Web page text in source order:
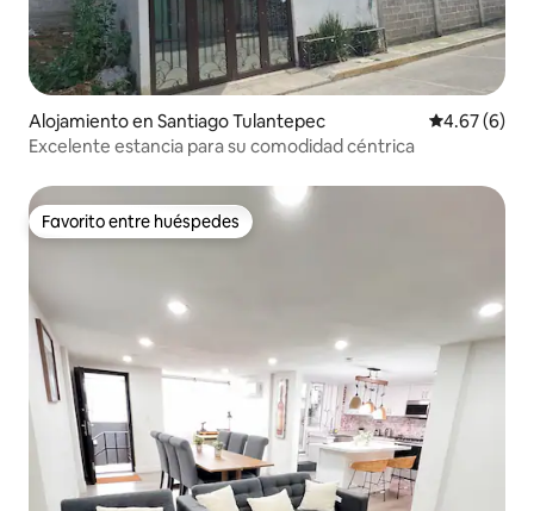
Alojamiento en Santiago Tulantepec Calificación
4.67 (6)
Excelente estancia para su comodidad céntrica
Favorito entre huéspedes
Favorito entre huéspedes